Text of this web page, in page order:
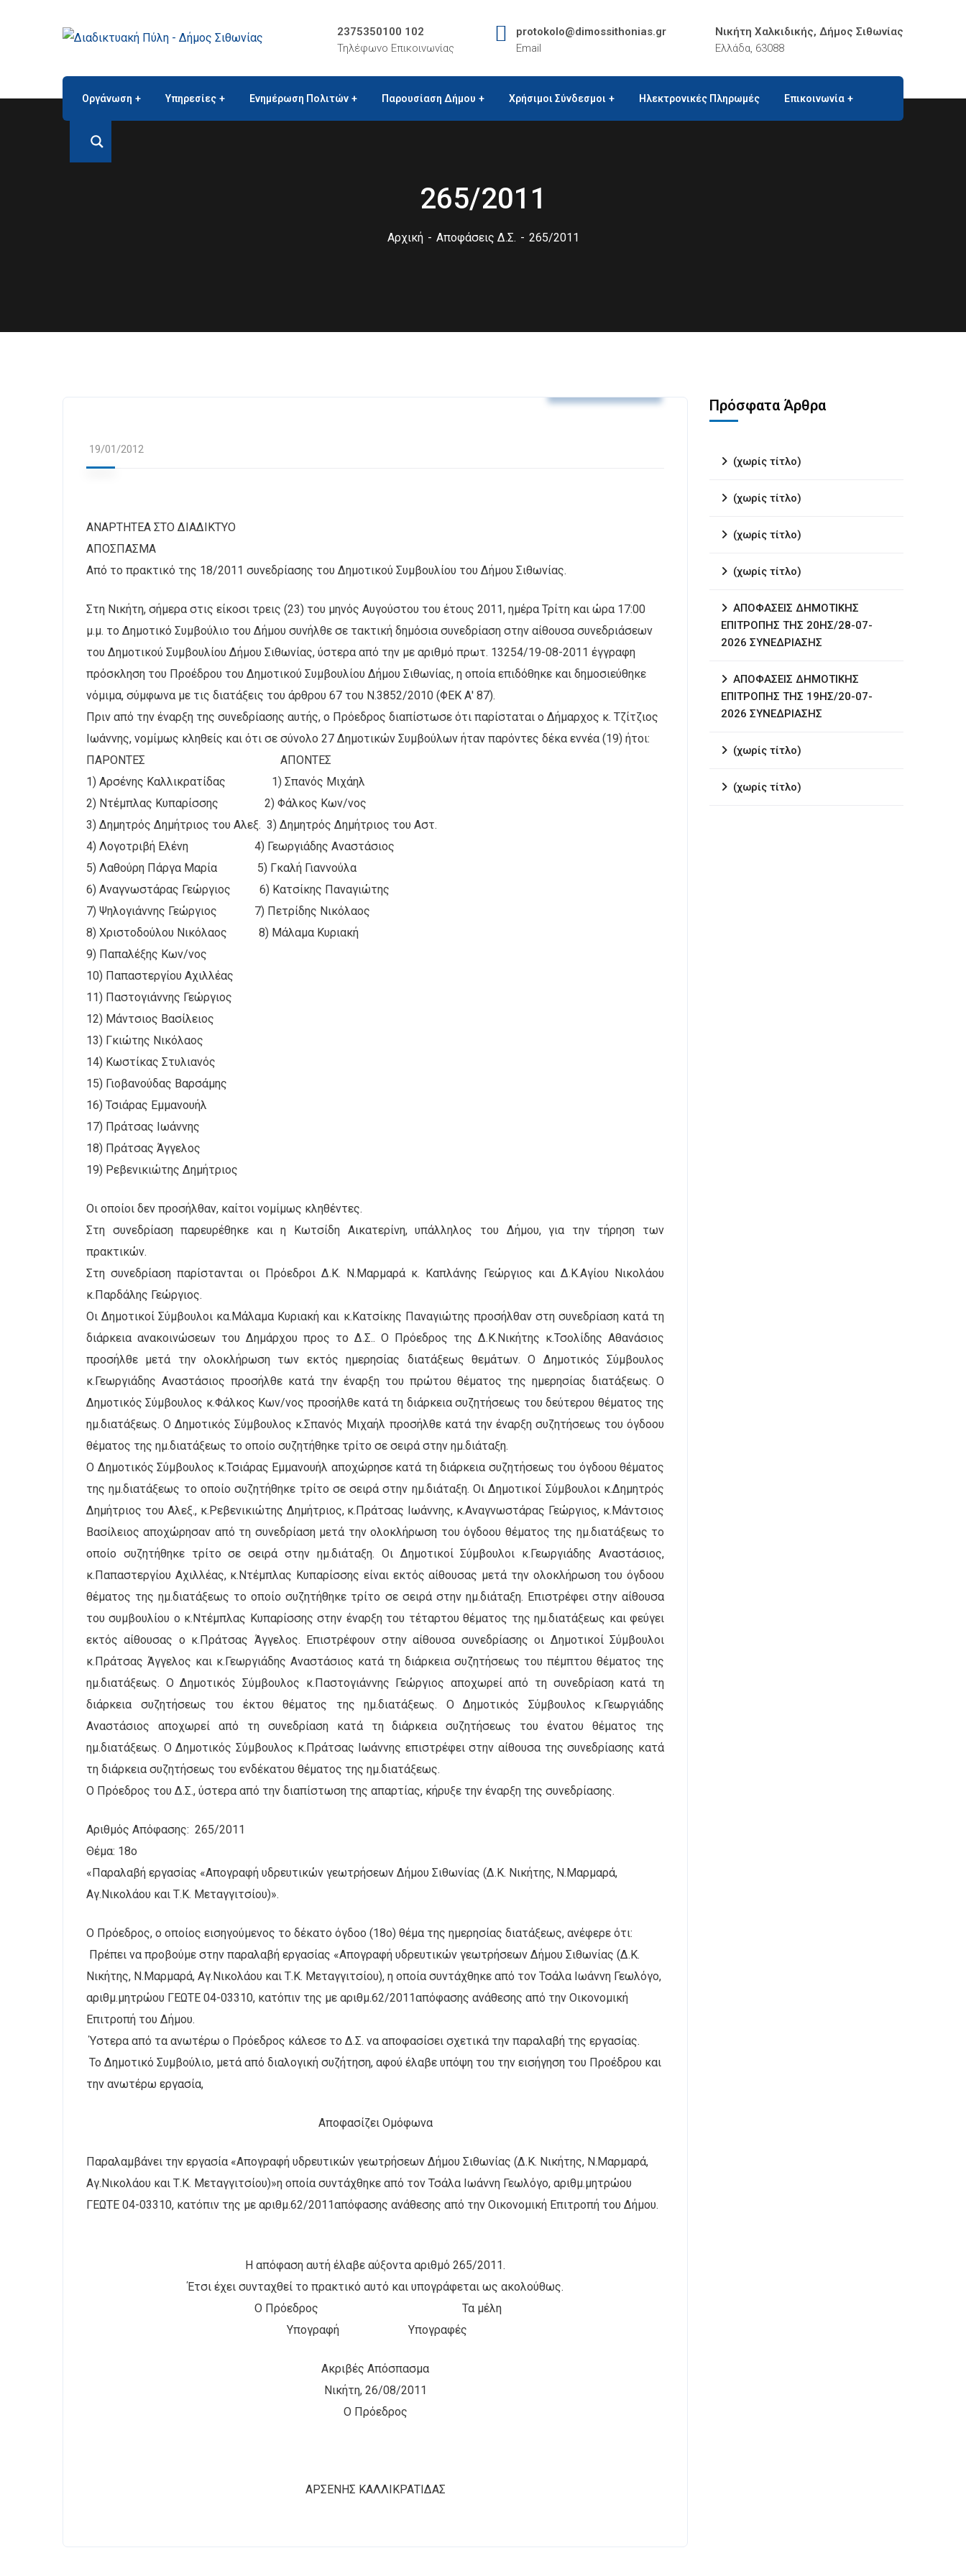
2375350100 102
Τηλέφωνο Επικοινωνίας
protokolo@dimossithonias.gr
Email
Νικήτη Χαλκιδικής, Δήμος Σιθωνίας
Ελλάδα, 63088
Οργάνωση Υπηρεσίες Ενημέρωση Πολιτών Παρουσίαση Δήμου Χρήσιμοι Σύνδεσμοι Ηλεκτρονικές Πληρωμές Επικοινωνία
265/2011
Αρχική Αποφάσεις Δ.Σ. 265/2011
19/01/2012
ΑΝΑΡΤΗΤΕΑ ΣΤΟ ΔΙΑΔΙΚΤΥΟ
ΑΠΟΣΠΑΣΜΑ
Από το πρακτικό της 18/2011 συνεδρίασης του Δημοτικού Συμβουλίου του Δήμου Σιθωνίας.
Στη Νικήτη, σήμερα στις είκοσι τρεις (23) του μηνός Αυγούστου του έτους 2011, ημέρα Τρίτη και ώρα 17:00
μ.μ. το Δημοτικό Συμβούλιο του Δήμου συνήλθε σε τακτική δημόσια συνεδρίαση στην αίθουσα συνεδριάσεων
του Δημοτικού Συμβουλίου Δήμου Σιθωνίας, ύστερα από την με αριθμό πρωτ. 13254/19-08-2011 έγγραφη
πρόσκληση του Προέδρου του Δημοτικού Συμβουλίου Δήμου Σιθωνίας, η οποία επιδόθηκε και δημοσιεύθηκε
νόμιμα, σύμφωνα με τις διατάξεις του άρθρου 67 του Ν.3852/2010 (ΦΕΚ Α' 87).
Πριν από την έναρξη της συνεδρίασης αυτής, ο Πρόεδρος διαπίστωσε ότι παρίσταται ο Δήμαρχος κ. Τζίτζιος
Ιωάννης, νομίμως κληθείς και ότι σε σύνολο 27 Δημοτικών Συμβούλων ήταν παρόντες δέκα εννέα (19) ήτοι:
ΠΑΡΟΝΤΕΣ ΑΠΟΝΤΕΣ
1) Αρσένης Καλλικρατίδας 1) Σπανός Μιχάηλ
2) Ντέμπλας Κυπαρίσσης 2) Φάλκος Κων/νος
3) Δημητρός Δημήτριος του Αλεξ. 3) Δημητρός Δημήτριος του Αστ.
4) Λογοτριβή Ελένη 4) Γεωργιάδης Αναστάσιος
5) Λαθούρη Πάργα Μαρία 5) Γκαλή Γιαννούλα
6) Αναγνωστάρας Γεώργιος 6) Κατσίκης Παναγιώτης
7) Ψηλογιάννης Γεώργιος 7) Πετρίδης Νικόλαος
8) Χριστοδούλου Νικόλαος 8) Μάλαμα Κυριακή
9) Παπαλέξης Κων/νος
10) Παπαστεργίου Αχιλλέας
11) Παστογιάννης Γεώργιος
12) Μάντσιος Βασίλειος
13) Γκιώτης Νικόλαος
14) Κωστίκας Στυλιανός
15) Γιοβανούδας Βαρσάμης
16) Τσιάρας Εμμανουήλ
17) Πράτσας Ιωάννης
18) Πράτσας Άγγελος
19) Ρεβενικιώτης Δημήτριος
Οι οποίοι δεν προσήλθαν, καίτοι νομίμως κληθέντες.
Στη συνεδρίαση παρευρέθηκε και η Κωτσίδη Αικατερίνη, υπάλληλος του Δήμου, για την τήρηση των
πρακτικών.
Στη συνεδρίαση παρίστανται οι Πρόεδροι Δ.Κ. Ν.Μαρμαρά κ. Καπλάνης Γεώργιος και Δ.Κ.Αγίου Νικολάου
κ.Παρδάλης Γεώργιος.
Οι Δημοτικοί Σύμβουλοι κα.Μάλαμα Κυριακή και κ.Κατσίκης Παναγιώτης προσήλθαν στη συνεδρίαση κατά τη
διάρκεια ανακοινώσεων του Δημάρχου προς το Δ.Σ.. Ο Πρόεδρος της Δ.Κ.Νικήτης κ.Τσολίδης Αθανάσιος
προσήλθε μετά την ολοκλήρωση των εκτός ημερησίας διατάξεως θεμάτων. Ο Δημοτικός Σύμβουλος
κ.Γεωργιάδης Αναστάσιος προσήλθε κατά την έναρξη του πρώτου θέματος της ημερησίας διατάξεως. Ο
Δημοτικός Σύμβουλος κ.Φάλκος Κων/νος προσήλθε κατά τη διάρκεια συζητήσεως του δεύτερου θέματος της
ημ.διατάξεως. Ο Δημοτικός Σύμβουλος κ.Σπανός Μιχαήλ προσήλθε κατά την έναρξη συζητήσεως του όγδοου
θέματος της ημ.διατάξεως το οποίο συζητήθηκε τρίτο σε σειρά στην ημ.διάταξη.
Ο Δημοτικός Σύμβουλος κ.Τσιάρας Εμμανουήλ αποχώρησε κατά τη διάρκεια συζητήσεως του όγδοου θέματος
της ημ.διατάξεως το οποίο συζητήθηκε τρίτο σε σειρά στην ημ.διάταξη. Οι Δημοτικοί Σύμβουλοι κ.Δημητρός
Δημήτριος του Αλεξ., κ.Ρεβενικιώτης Δημήτριος, κ.Πράτσας Ιωάννης, κ.Αναγνωστάρας Γεώργιος, κ.Μάντσιος
Βασίλειος αποχώρησαν από τη συνεδρίαση μετά την ολοκλήρωση του όγδοου θέματος της ημ.διατάξεως το
οποίο συζητήθηκε τρίτο σε σειρά στην ημ.διάταξη. Οι Δημοτικοί Σύμβουλοι κ.Γεωργιάδης Αναστάσιος,
κ.Παπαστεργίου Αχιλλέας, κ.Ντέμπλας Κυπαρίσσης είναι εκτός αίθουσας μετά την ολοκλήρωση του όγδοου
θέματος της ημ.διατάξεως το οποίο συζητήθηκε τρίτο σε σειρά στην ημ.διάταξη. Επιστρέφει στην αίθουσα
του συμβουλίου ο κ.Ντέμπλας Κυπαρίσσης στην έναρξη του τέταρτου θέματος της ημ.διατάξεως και φεύγει
εκτός αίθουσας ο κ.Πράτσας Άγγελος. Επιστρέφουν στην αίθουσα συνεδρίασης οι Δημοτικοί Σύμβουλοι
κ.Πράτσας Άγγελος και κ.Γεωργιάδης Αναστάσιος κατά τη διάρκεια συζητήσεως του πέμπτου θέματος της
ημ.διατάξεως. Ο Δημοτικός Σύμβουλος κ.Παστογιάννης Γεώργιος αποχωρεί από τη συνεδρίαση κατά τη
διάρκεια συζητήσεως του έκτου θέματος της ημ.διατάξεως. Ο Δημοτικός Σύμβουλος κ.Γεωργιάδης
Αναστάσιος αποχωρεί από τη συνεδρίαση κατά τη διάρκεια συζητήσεως του ένατου θέματος της
ημ.διατάξεως. Ο Δημοτικός Σύμβουλος κ.Πράτσας Ιωάννης επιστρέφει στην αίθουσα της συνεδρίασης κατά
τη διάρκεια συζητήσεως του ενδέκατου θέματος της ημ.διατάξεως.
Ο Πρόεδρος του Δ.Σ., ύστερα από την διαπίστωση της απαρτίας, κήρυξε την έναρξη της συνεδρίασης.
Αριθμός Απόφασης: 265/2011
Θέμα: 18ο
«Παραλαβή εργασίας «Απογραφή υδρευτικών γεωτρήσεων Δήμου Σιθωνίας (Δ.Κ. Νικήτης, Ν.Μαρμαρά,
Αγ.Νικολάου και Τ.Κ. Μεταγγιτσίου)».
Ο Πρόεδρος, ο οποίος εισηγούμενος το δέκατο όγδοο (18ο) θέμα της ημερησίας διατάξεως, ανέφερε ότι:
Πρέπει να προβούμε στην παραλαβή εργασίας «Απογραφή υδρευτικών γεωτρήσεων Δήμου Σιθωνίας (Δ.Κ.
Νικήτης, Ν.Μαρμαρά, Αγ.Νικολάου και Τ.Κ. Μεταγγιτσίου), η οποία συντάχθηκε από τον Τσάλα Ιωάννη Γεωλόγο,
αριθμ.μητρώου ΓΕΩΤΕ 04-03310, κατόπιν της με αριθμ.62/2011απόφασης ανάθεσης από την Οικονομική
Επιτροπή του Δήμου.
Ύστερα από τα ανωτέρω ο Πρόεδρος κάλεσε το Δ.Σ. να αποφασίσει σχετικά την παραλαβή της εργασίας.
Το Δημοτικό Συμβούλιο, μετά από διαλογική συζήτηση, αφού έλαβε υπόψη του την εισήγηση του Προέδρου και
την ανωτέρω εργασία,
Αποφασίζει Ομόφωνα
Παραλαμβάνει την εργασία «Απογραφή υδρευτικών γεωτρήσεων Δήμου Σιθωνίας (Δ.Κ. Νικήτης, Ν.Μαρμαρά,
Αγ.Νικολάου και Τ.Κ. Μεταγγιτσίου)»η οποία συντάχθηκε από τον Τσάλα Ιωάννη Γεωλόγο, αριθμ.μητρώου
ΓΕΩΤΕ 04-03310, κατόπιν της με αριθμ.62/2011απόφασης ανάθεσης από την Οικονομική Επιτροπή του Δήμου.
Η απόφαση αυτή έλαβε αύξοντα αριθμό 265/2011.
Έτσι έχει συνταχθεί το πρακτικό αυτό και υπογράφεται ως ακολούθως.
Ο Πρόεδρος Τα μέλη
Υπογραφή Υπογραφές
Ακριβές Απόσπασμα
Νικήτη, 26/08/2011
Ο Πρόεδρος
ΑΡΣΕΝΗΣ ΚΑΛΛΙΚΡΑΤΙΔΑΣ
Πρόσφατα Άρθρα
(χωρίς τίτλο)
(χωρίς τίτλο)
(χωρίς τίτλο)
(χωρίς τίτλο)
ΑΠΟΦΑΣΕΙΣ ΔΗΜΟΤΙΚΗΣ
ΕΠΙΤΡΟΠΗΣ ΤΗΣ 20ΗΣ/28-07-
2026 ΣΥΝΕΔΡΙΑΣΗΣ
ΑΠΟΦΑΣΕΙΣ ΔΗΜΟΤΙΚΗΣ
ΕΠΙΤΡΟΠΗΣ ΤΗΣ 19ΗΣ/20-07-
2026 ΣΥΝΕΔΡΙΑΣΗΣ
(χωρίς τίτλο)
(χωρίς τίτλο)